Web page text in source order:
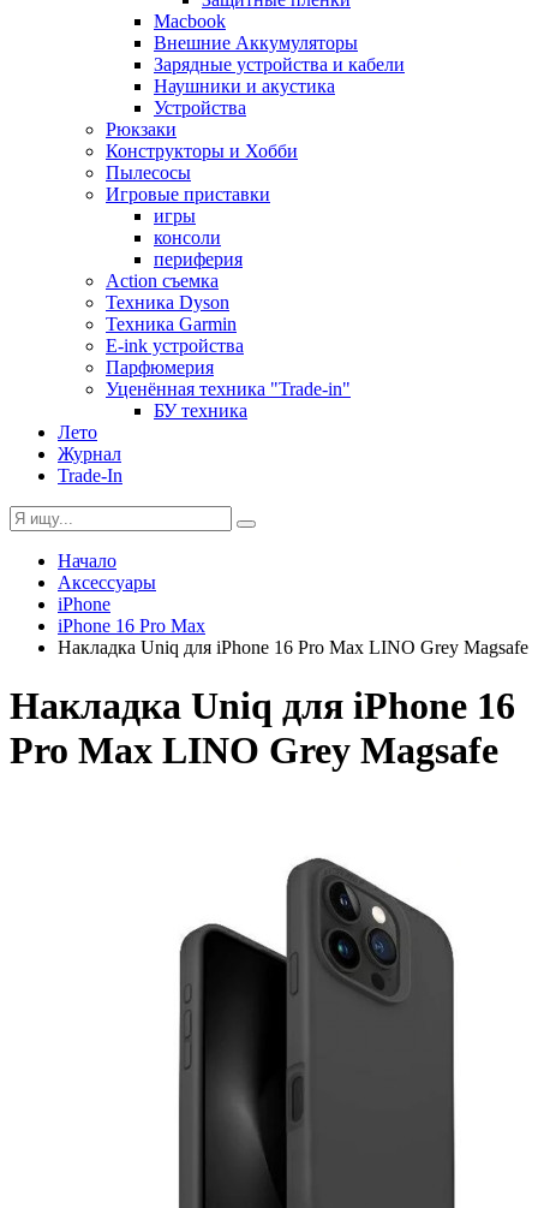
Macbook
Внешние Аккумуляторы
Зарядные устройства и кабели
Наушники и акустика
Устройства
Рюкзаки
Конструкторы и Хобби
Пылесосы
Игровые приставки
игры
консоли
периферия
Action съемка
Техника Dyson
Техника Garmin
E-ink устройства
Парфюмерия
Уценённая техника "Trade-in"
БУ техника
Лето
Журнал
Trade-In
Начало
Аксессуары
iPhone
iPhone 16 Pro Max
Накладка Uniq для iPhone 16 Pro Max LINO Grey Magsafe
Накладка Uniq для iPhone 16
Pro Max LINO Grey Magsafe